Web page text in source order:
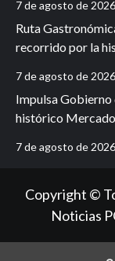
7 de agosto de 2026
Ruta
recorrido por la
7 de agosto de 2026
Impulsa Gobierno
histórico
7 de agosto de 2026
Copyright ©
Noticias